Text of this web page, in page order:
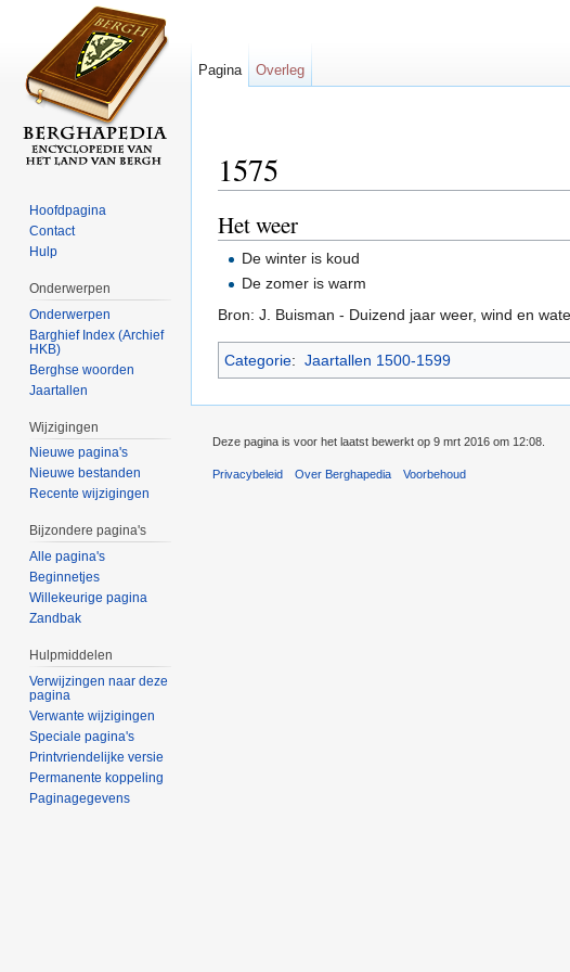
1575
Het weer
De winter is koud
De zomer is warm
Bron: J. Buisman - Duizend jaar weer, wind en
Categorie: Jaartallen 1500-1599
Pagina Overleg
Hoofdpagina
Contact
Hulp
Onderwerpen
Onderwerpen
Barghief Index (Archief
HKB)
Berghse woorden
Jaartallen
Wijzigingen
Nieuwe pagina's
Nieuwe bestanden
Recente wijzigingen
Bijzondere pagina's
Alle pagina's
Beginnetjes
Willekeurige pagina
Zandbak
Hulpmiddelen
Verwijzingen naar deze
pagina
Verwante wijzigingen
Speciale pagina's
Printvriendelijke versie
Permanente koppeling
Paginagegevens
Deze pagina is voor het laatst bewerkt op 9 mrt 2016 om 12:08.
Privacybeleid Over Berghapedia Voorbehoud